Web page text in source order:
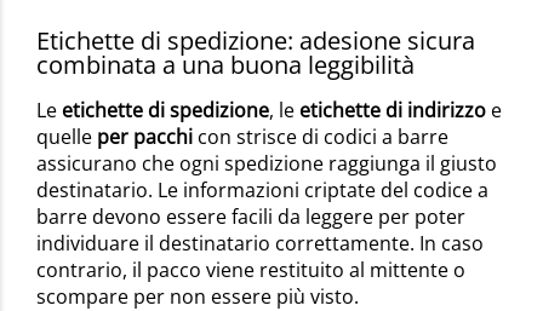
Etichette di spedizione: adesione sicura
combinata a una buona leggibilità
Le etichette di spedizione, le etichette di indirizzo e
quelle per pacchi con strisce di codici a barre
assicurano che ogni spedizione raggiunga il giusto
destinatario. Le informazioni criptate del codice a
barre devono essere facili da leggere per poter
individuare il destinatario correttamente. In caso
contrario, il pacco viene restituito al mittente o
scompare per non essere più visto.